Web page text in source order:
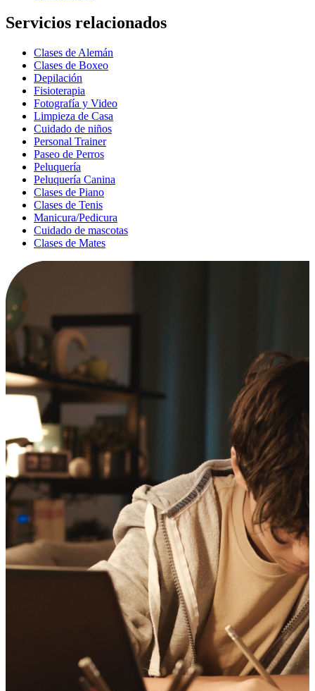
Servicios relacionados
Clases de Alemán
Clases de Boxeo
Depilación
Fisioterapia
Fotografía y Video
Limpieza de Casa
Cuidado de niños
Personal Trainer
Paseo de Perros
Peluquería
Peluquería Canina
Clases de Piano
Clases de Tenis
Manicura/Pedicura
Cuidado de mascotas
Clases de Mates